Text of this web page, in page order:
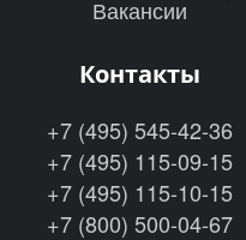
Вакансии
Контакты
+7 (495) 545-42-36
+7 (495) 115-09-15
+7 (495) 115-10-15
+7 (800) 500-04-67